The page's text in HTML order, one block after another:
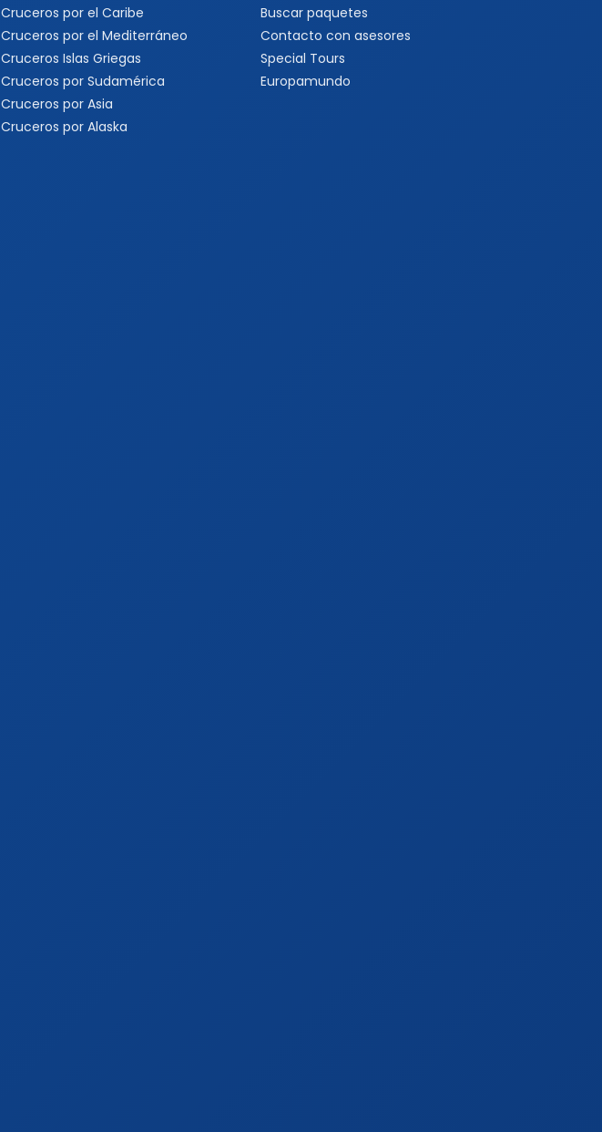
Cruceros por el Caribe
Cruceros por el Mediterráneo
Cruceros Islas Griegas
Cruceros por Sudamérica
Cruceros por Asia
Cruceros por Alaska
Buscar paquetes
Contacto con asesores
Special Tours
Europamundo